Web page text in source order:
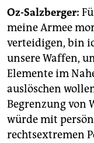
Oz-Salzberger:
meine Armee
verteidigen, bin
unsere Waffen,
Elemente im
auslöschen
Begrenzung von
würde mit
rechtsextremen